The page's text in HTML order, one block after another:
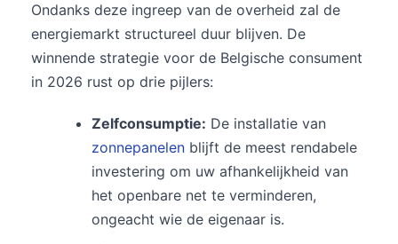
Ondanks deze ingreep van de overheid zal de
energiemarkt structureel duur blijven. De
winnende strategie voor de Belgische consument
in 2026 rust op drie pijlers:
Zelfconsumptie: De installatie van
zonnepanelen blijft de meest rendabele
investering om uw afhankelijkheid van
het openbare net te verminderen,
ongeacht wie de eigenaar is.